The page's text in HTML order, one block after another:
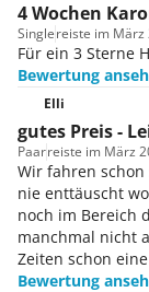
4 Wochen
Singlereiste im März
Für ein 3 Sterne
Bewertung
Elli
gutes Preis -
Paarreiste im März
Wir fahren
nie enttäuscht
noch im Bereich
manchmal nicht
Zeiten schon
Bewertung